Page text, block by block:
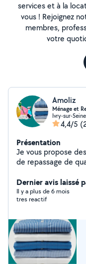
services et à la
vous ! Rejoignez
membres,
votre
Amoliz
Ménage et
Ivry-sur-
4,4/5
Présentation
Je vous propose
de repassage de
toutes vos
Flexibilité : Horaires
Respect des délais
votre emploi du
Contactez-moi dès
manière dont je
et agréable. Hâte
Dernier avis laissé
Il y a plus de 6 mois
tres reactif